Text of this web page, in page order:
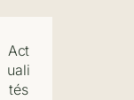
Act
uali
tés